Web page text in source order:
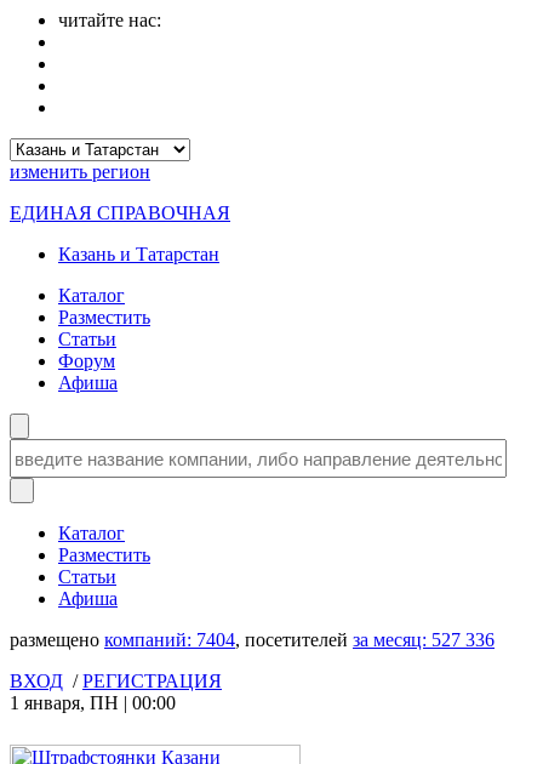
читайте нас:
изменить регион
ЕДИНАЯ СПРАВОЧНАЯ
Казань и Татарстан
Каталог
Разместить
Статьи
Форум
Афиша
Каталог
Разместить
Статьи
Афиша
размещено компаний: 7404, посетителей за месяц: 527 336
ВХОД /РЕГИСТРАЦИЯ
1 января, ПН | 00:00